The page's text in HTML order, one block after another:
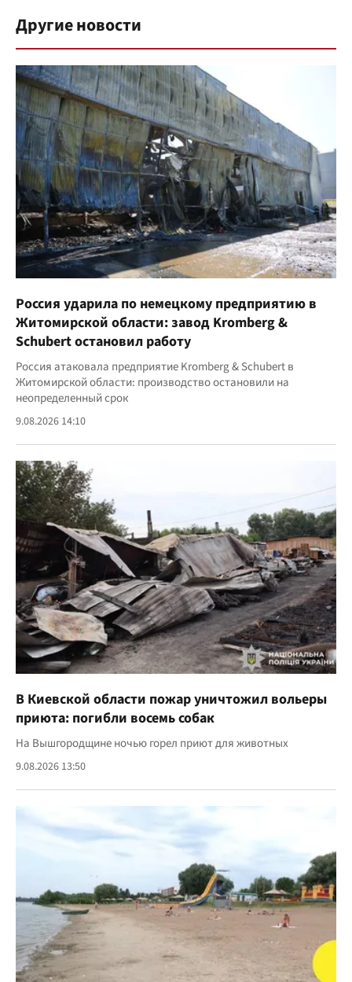
Другие новости
Россия ударила по немецкому предприятию в
Житомирской области: завод Kromberg &
Schubert остановил работу
Россия атаковала предприятие Kromberg & Schubert в
Житомирской области: производство остановили на
неопределенный срок
9.08.2026 14:10
В Киевской области пожар уничтожил вольеры
приюта: погибли восемь собак
На Вышгородщине ночью горел приют для животных
9.08.2026 13:50